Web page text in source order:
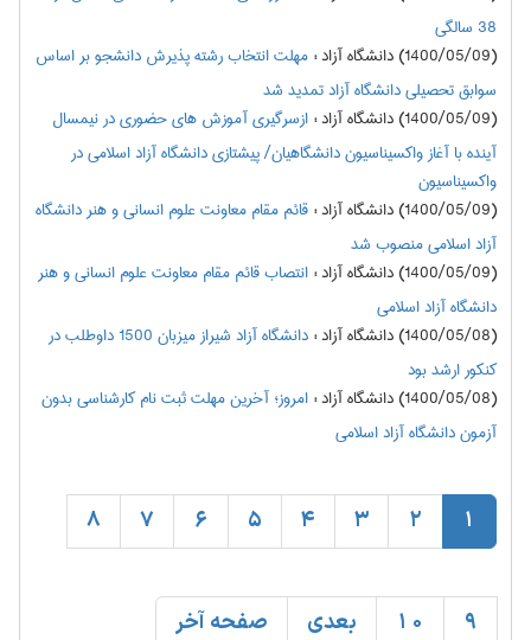
38 سالگی
(1400/05/09) دانشگاه آزاد
:مهلت انتخاب رشته پذیرش دانشجو بر اساس
سوابق تحصیلی دانشگاه آزاد تمدید شد
(1400/05/09) دانشگاه آزاد
:ازسرگیری آموزش های حضوری در نیمسال
آینده با آغاز واکسیناسیون دانشگاهیان/ پیشتازی دانشگاه آزاد اسلامی در
واکسیناسیون
(1400/05/09) دانشگاه آزاد
:قائم مقام معاونت علوم انسانی و هنر دانشگاه
آزاد اسلامی منصوب شد
(1400/05/09) دانشگاه آزاد
:انتصاب قائم مقام معاونت علوم انسانی و هنر
دانشگاه آزاد اسلامی
(1400/05/08) دانشگاه آزاد
:
دانشگاه آزاد شیراز میزبان 1500 داوطلب در
کنکور ارشد بود
(1400/05/08) دانشگاه آزاد
:امروز؛ آخرین مهلت ثبت نام کارشناسی بدون
آزمون دانشگاه آزاد اسلامی
1
2
3
4
5
6
7
8
9
10 بعدی صفحه آخر